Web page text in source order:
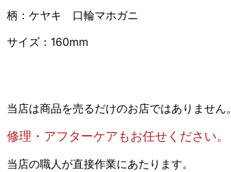
柄：ケヤキ 口輪マホガニ
サイズ：160mm
当店は商品を売るだけのお店ではありません。
修理・アフターケアもお任せください。
当店の職人が直接作業にあたります。